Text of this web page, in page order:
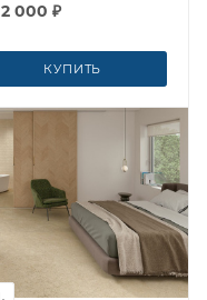
2 000 ₽
КУПИТЬ